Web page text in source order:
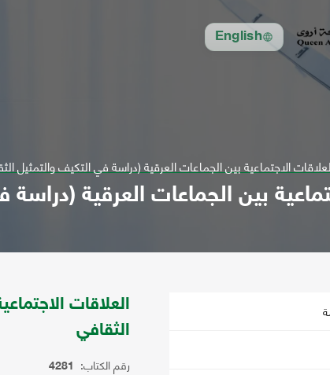
English
الاجتماعية بين الجماعات العرقية (دراسة في التكيف والتمثيل
بين الجماعات العرقية
العلاقات
الثقافي
رقم الكتاب: 4281